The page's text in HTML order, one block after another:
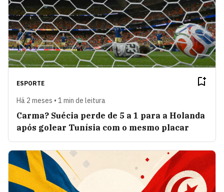
ESPORTE
Há 2 meses • 1 min de leitura
Carma? Suécia perde de 5 a 1 para a Holanda
após golear Tunísia com o mesmo placar